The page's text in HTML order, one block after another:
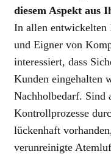
diesem Aspekt aus
In allen entwickelten
und Eigner von
interessiert, dass
Kunden eingehalten
Nachholbedarf. Sind
Kontrollprozesse
lückenhaft
verunreinigte